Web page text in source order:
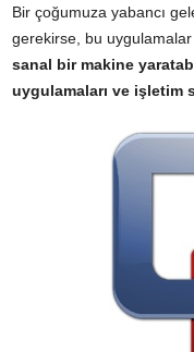
Bir çoğumuza yabancı
gerekirse, bu uygulamalar
sanal bir makine
uygulamaları ve işletim